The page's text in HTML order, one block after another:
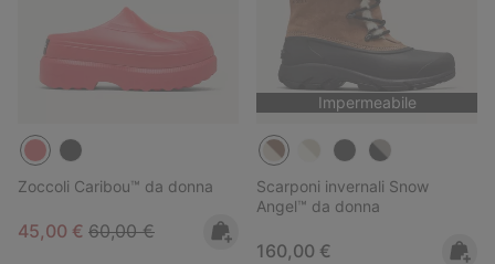
Zoccoli Caribou™ da donna
Sale price:
45,00 € Regular price:
60,00 €
Impermeabile
Scarponi invernali Snow
Angel™ da donna
Regular price:
160,00 €